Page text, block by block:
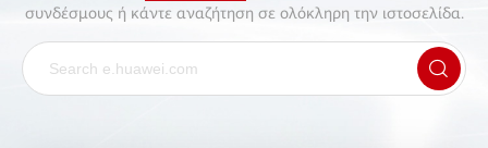
συνδέσμους ή κάντε αναζήτηση σε ολόκληρη την ιστοσελίδα.